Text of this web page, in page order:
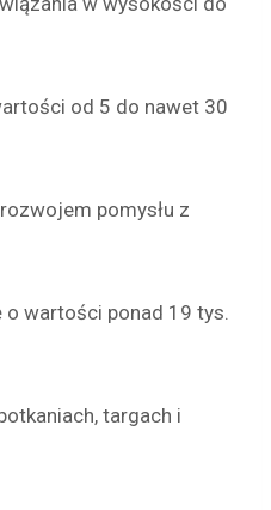
od 5 do nawet 30
pomysłu z
o wartości ponad 19 tys.
targach i